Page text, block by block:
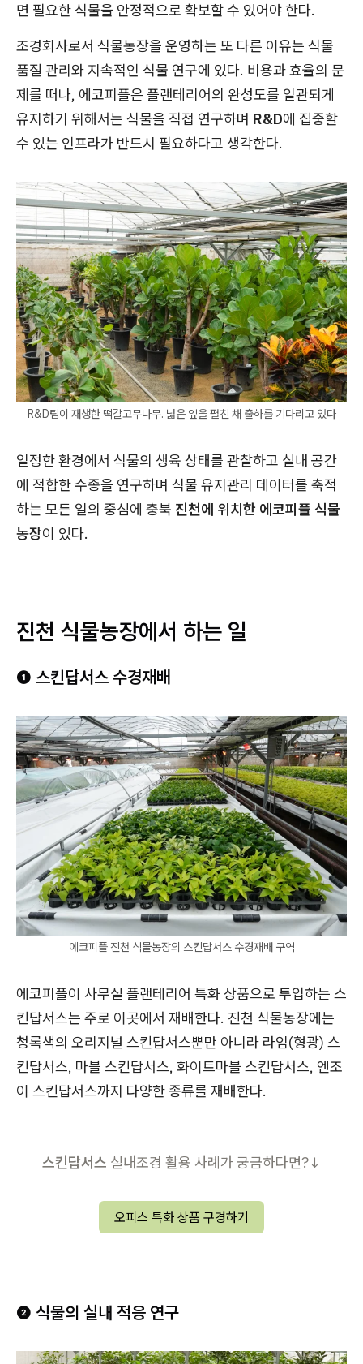
면 필요한 식물을 안정적으로 확보할 수 있어야 한다.
조경회사로서 식물농장을 운영하는 또 다른 이유는 식물
품질 관리와 지속적인 식물 연구에 있다. 비용과 효율의 문
제를 떠나, 에코피플은 플랜테리어의 완성도를 일관되게
유지하기 위해서는 식물을 직접 연구하며 R&D에 집중할
수 있는 인프라가 반드시 필요하다고 생각한다.
R&D팀이 재생한 떡갈고무나무. 넓은 잎을 펼친 채 출하를 기다리고 있다
일정한 환경에서 식물의 생육 상태를 관찰하고 실내 공간
에 적합한 수종을 연구하며 식물 유지관리 데이터를 축적
하는 모든 일의 중심에 충북 진천에 위치한 에코피플 식물
농장이 있다.
진천 식물농장에서 하는 일
❶ 스킨답서스 수경재배
에코피플 진천 식물농장의 스킨답서스 수경재배 구역
에코피플이 사무실 플랜테리어 특화 상품으로 투입하는 스
킨답서스는 주로 이곳에서 재배한다. 진천 식물농장에는
청록색의 오리지널 스킨답서스뿐만 아니라 라임(형광) 스
킨답서스, 마블 스킨답서스, 화이트마블 스킨답서스, 엔조
이 스킨답서스까지 다양한 종류를 재배한다.
스킨답서스 실내조경 활용 사례가 궁금하다면?↓
오피스 특화 상품 구경하기
❷ 식물의 실내 적응 연구